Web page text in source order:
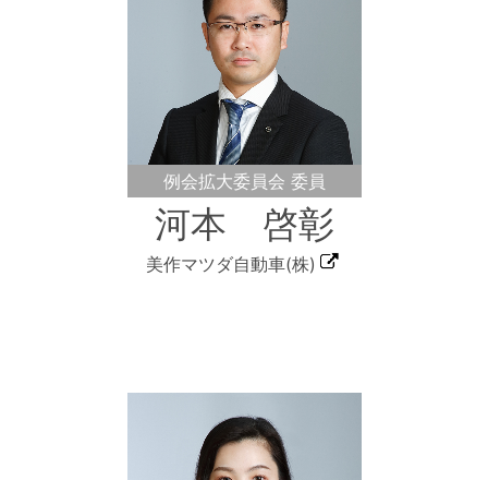
例会拡大委員会 委員
河本 啓彰
美作マツダ自動車(株)